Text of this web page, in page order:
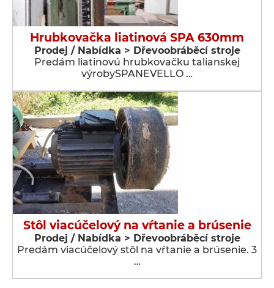
Hrubkovačka liatinová SPA 630mm
Prodej / Nabídka > Dřevoobráběcí stroje
Predám liatinovú hrubkovačku talianskej
výrobySPANEVELLO …
Stôl viacúčelový na vŕtanie a brúsenie
Prodej / Nabídka > Dřevoobráběcí stroje
Predám viacúčelový stôl na vŕtanie a brúsenie. 3
…